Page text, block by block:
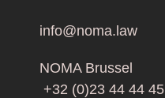
info@noma.law
NOMA Brussel
+32 (0)23 44 44 45